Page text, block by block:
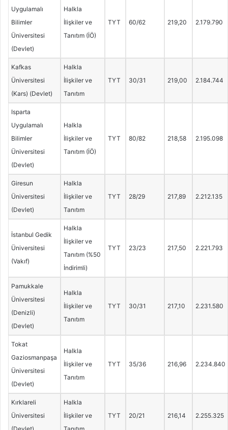
Uygulamalı
Bilimler
Üniversitesi
(Devlet)
Halkla
İlişkiler ve
Tanıtım (İÖ)
TYT 60/62 219,20 2.179.790
Kafkas
Üniversitesi
(Kars) (Devlet)
Halkla
İlişkiler ve
Tanıtım
TYT 30/31 219,00 2.184.744
Isparta
Uygulamalı
Bilimler
Üniversitesi
(Devlet)
Halkla
İlişkiler ve
Tanıtım (İÖ)
TYT 80/82 218,58 2.195.098
Giresun
Üniversitesi
(Devlet)
Halkla
İlişkiler ve
Tanıtım
TYT 28/29 217,89 2.212.135
İstanbul Gedik
Üniversitesi
(Vakıf)
Halkla
İlişkiler ve
Tanıtım (%50
İndirimli)
TYT 23/23 217,50 2.221.793
Pamukkale
Üniversitesi
(Denizli)
(Devlet)
Halkla
İlişkiler ve
Tanıtım
TYT 30/31 217,10 2.231.580
Tokat
Gaziosmanpaşa
Üniversitesi
(Devlet)
Halkla
İlişkiler ve
Tanıtım
TYT 35/36 216,96 2.234.840
Kırklareli
Üniversitesi
Halkla
İlişkiler ve
TYT 20/21 216,14 2.255.325